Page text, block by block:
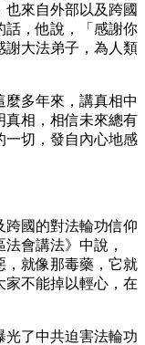
來自外部以及跨國
話，他說，「感謝你
謝大法弟子，為人類
多年來，講真相中
真相，相信未來總有
一切，發自內心地感
跨國的對法輪功信仰
會講法》中說，
，就像那毒藥，它就
家不能掉以輕心，在
光了中共迫害法輪功